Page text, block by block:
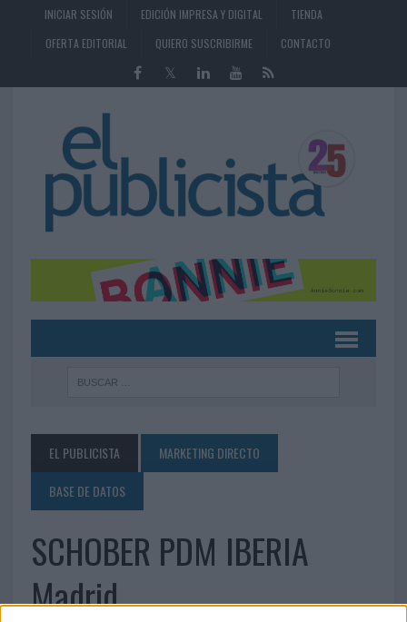
INICIAR SESIÓN EDICIÓN IMPRESA Y DIGITAL
TIENDA
OFERTA EDITORIAL
QUIERO SUSCRIBIRME CONTACTO
EL PUBLICISTA
MARKETING DIRECTO
BASE DE DATOS
SCHOBER PDM IBERIA
Madrid